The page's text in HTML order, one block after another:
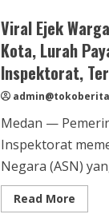
Tanpa
Izin,
DPRD
PBG
Viral Ejek
Kota, Lurah
Inspektorat,
Medan —
Inspektorat
Negara (ASN)
Read MoreRead
more